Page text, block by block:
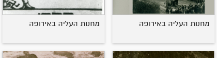
מחנות העליה באירופה מחנות העליה באירופה